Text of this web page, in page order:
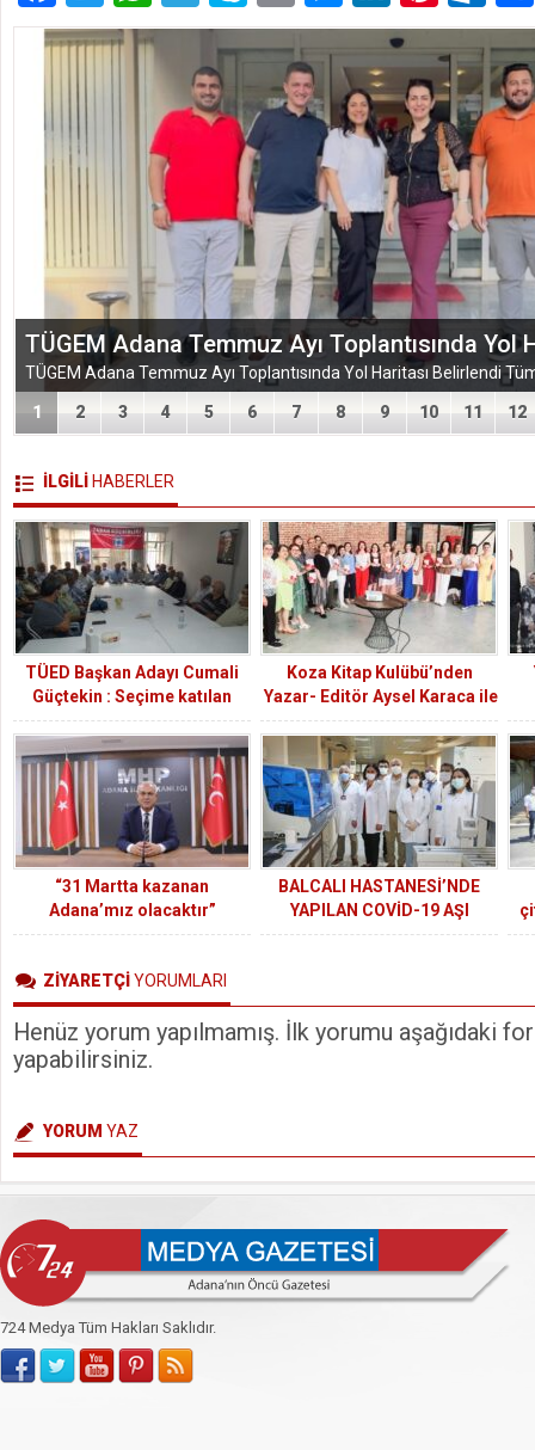
TÜGEM Adana Temmuz Ayı Toplantısında Yol
1 2 3 4 5 6 7 8 9 10 11 12
İLGİLİ HABERLER
TÜED Başkan Adayı Cumali
Güçtekin : Seçime katılan
başkan adaylarına isimsiz
şekilde tutanak
imzalatılmıştır.
Koza Kitap Kulübü’nden
Yazar- Editör Aysel Karaca ile
“Arsız Hayat” Kitabı Üzerine
Söyleşi ve Seminer
“31 Martta kazanan
Adana’mız olacaktır”
BALCALI HASTANESİ’NDE
YAPILAN COVİD-19 AŞI
ÇALIŞMASININ İLK
ZİYARETÇİYORUMLARI
Henüz yorum yapılmamış. İlk yorumu aşağıdaki
yapabilirsiniz.
YORUM YAZ
724 Medya Tüm Hakları Saklıdır.